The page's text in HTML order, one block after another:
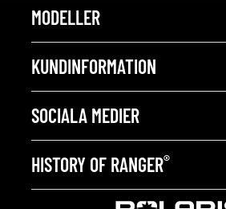
MODELLER
KUNDINFORMATION
SOCIALA MEDIER
HISTORY OF RANGER®